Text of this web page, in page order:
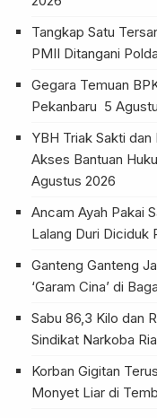
Tangkap Satu
PMII Ditangani
Gegara Temuan
Pekanbaru 5
YBH Triak Sakti
Akses Bantuan
Agustus 2026
Ancam Ayah Pakai
Lalang Duri Diciduk
Ganteng Ganteng
‘Garam Cina’ di
Sabu 86,3 Kilo dan
Sindikat Narkoba
Korban Gigitan
Monyet Liar di